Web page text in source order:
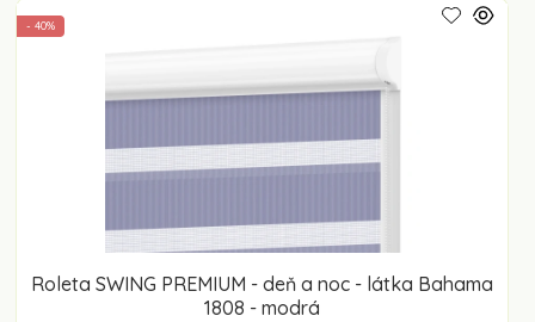
Roleta SWING PREMIUM - deň a noc - látka Bahama
1808 - modrá
- 40%